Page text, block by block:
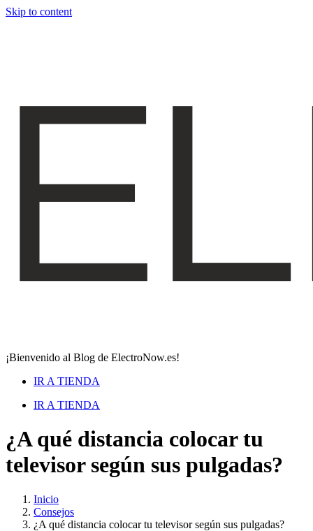
Skip to content
¡Bienvenido al Blog de ElectroNow.es!
IR A TIENDA
IR A TIENDA
¿A qué distancia colocar tu
televisor según sus pulgadas?
Inicio
Consejos
¿A qué distancia colocar tu televisor según sus pulgadas?